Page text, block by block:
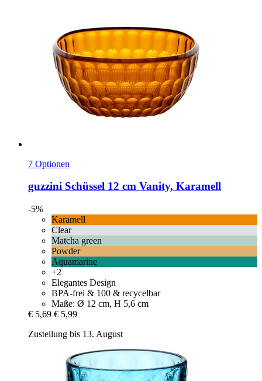
7 Optionen
guzzini Schüssel 12 cm Vanity, Karamell
-5%
Karamell
Clear
Matcha green
Powder
Aquamarine
+2
Elegantes Design
BPA-frei & 100 & recycelbar
Maße: Ø 12 cm, H 5,6 cm
€ 5,69 € 5,99
Zustellung bis 13. August